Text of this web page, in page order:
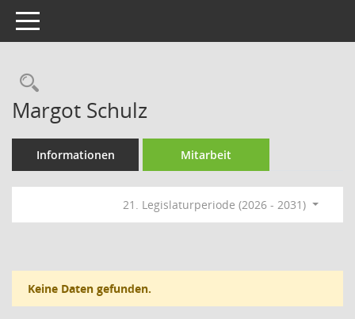
Toggle navigation
Rechercheauswahl
Margot Schulz
Informationen Mitarbeit
21. Legislaturperiode (2026 - 2031)
Keine Daten gefunden.